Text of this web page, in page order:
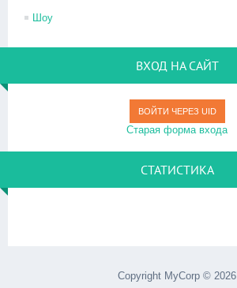
Шоу
ВХОД НА САЙТ
ВОЙТИ ЧЕРЕЗ UID
Старая форма входа
СТАТИСТИКА
Copyright MyCorp © 2026